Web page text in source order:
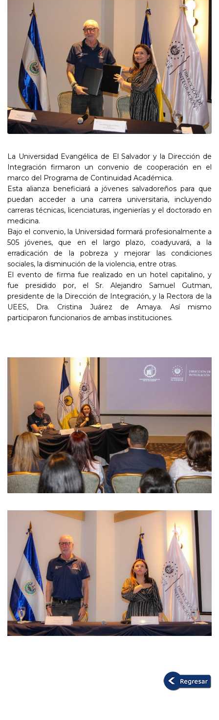
La Universidad Evangélica de El Salvador y la Dirección de
Integración firmaron un convenio de cooperación en el
marco del Programa de Continuidad Académica.
Esta alianza beneficiará a jóvenes salvadoreños para que
puedan acceder a una carrera universitaria, incluyendo
carreras técnicas, licenciaturas, ingenierías y el doctorado en
medicina.
Bajo el convenio, la Universidad formará profesionalmente a
505 jóvenes, que en el largo plazo, coadyuvará, a la
erradicación de la pobreza y mejorar las condiciones
sociales, la disminución de la violencia, entre otras.
El evento de firma fue realizado en un hotel capitalino, y
fue presidido por, el Sr. Alejandro Samuel Gutman,
presidente de la Dirección de Integración, y la Rectora de la
UEES, Dra. Cristina Juárez de Amaya. Así mismo
participaron funcionarios de ambas instituciones.